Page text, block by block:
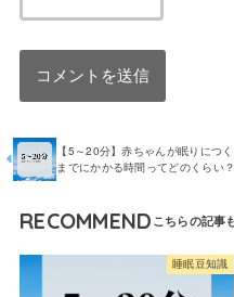
【5～20分】赤ちゃんが眠りにつく
までにかかる時間ってどのくらい？
RECOMMEND
睡眠豆知識